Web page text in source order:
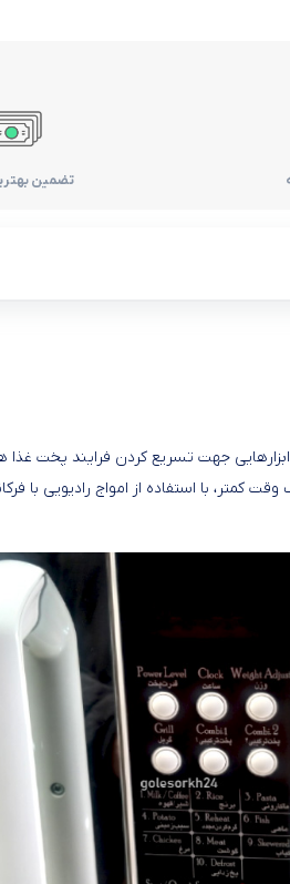
تضمین
ابزارهایی جهت تسریع کردن فرایند پخت
کمتر، با استفاده از امواج رادیویی با